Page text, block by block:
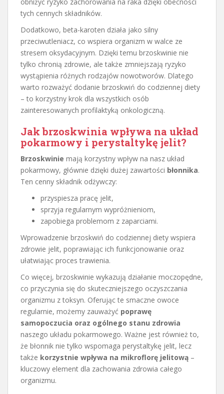
tych cennych składników.
Dodatkowo, beta-karoten działa jako silny
przeciwutleniacz, co wspiera organizm w walce ze
stresem oksydacyjnym. Dzięki temu brzoskwinie nie
tylko chronią zdrowie, ale także zmniejszają ryzyko
wystąpienia różnych rodzajów nowotworów. Dlatego
warto rozważyć dodanie brzoskwiń do codziennej diety
– to korzystny krok dla wszystkich osób
zainteresowanych profilaktyką onkologiczną.
Jak brzoskwinia wpływa na układ
pokarmowy i perystaltykę jelit?
Brzoskwinie mają korzystny wpływ na nasz układ
pokarmowy, głównie dzięki dużej zawartości błonnika.
Ten cenny składnik odżywczy:
przyspiesza pracę jelit,
sprzyja regularnym wypróżnieniom,
zapobiega problemom z zaparciami.
Wprowadzenie brzoskwiń do codziennej diety wspiera
zdrowie jelit, poprawiając ich funkcjonowanie oraz
ułatwiając proces trawienia.
Co więcej, brzoskwinie wykazują działanie moczopędne,
co przyczynia się do skuteczniejszego oczyszczania
organizmu z toksyn. Oferując te smaczne owoce
regularnie, możemy zauważyć poprawę
samopoczucia oraz ogólnego stanu zdrowia
naszego układu pokarmowego. Ważne jest również to,
że błonnik nie tylko wspomaga perystaltykę jelit, lecz
także korzystnie wpływa na mikroflorę jelitową –
kluczowy element dla zachowania zdrowia całego
organizmu.